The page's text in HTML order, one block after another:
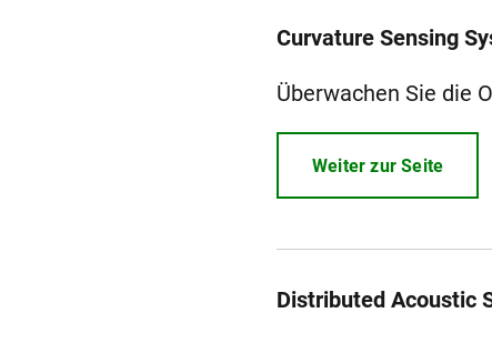
Curvature Sensing
Überwachen Sie die
Weiter zur Seite
Distributed Acoustic